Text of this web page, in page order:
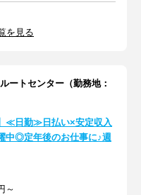
を見る
ートセンター（勤務地：
≪日勤≫日払い×安定収入
中◎定年後のお仕事に♪週
～